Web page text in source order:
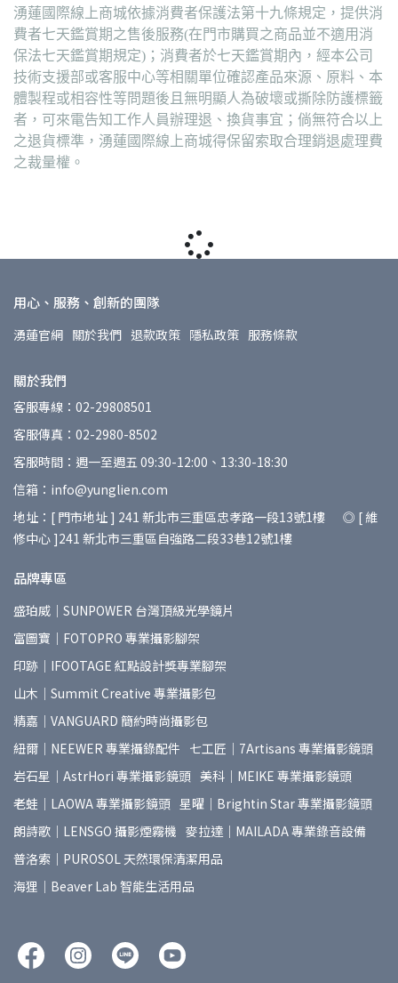
湧蓮國際線上商城依據消費者保護法第十九條規定，提供消
費者七天鑑賞期之售後服務(在門市購買之商品並不適用消
保法七天鑑賞期規定)；消費者於七天鑑賞期內，經本公司
技術支援部或客服中心等相關單位確認產品來源、原料、本
體製程或相容性等問題後且無明顯人為破壞或撕除防護標籤
者，可來電告知工作人員辦理退、換貨事宜；倘無符合以上
之退貨標準，湧蓮國際線上商城得保留索取合理銷退處理費
之裁量權。
用心、服務、創新的團隊
湧蓮官網 關於我們 退款政策 隱私政策 服務條款
關於我們
客服專線：02-29808501
客服傳真：02-2980-8502
客服時間：週一至週五 09:30-12:00、13:30-18:30
信箱：info@yunglien.com
地址：[ 門市地址 ] 241 新北市三重區忠孝路一段13號1樓 ◎ [ 維
修中心 ]241 新北市三重區自強路二段33巷12號1樓
品牌專區
盛珀威｜SUNPOWER 台灣頂級光學鏡片
富圖寶｜FOTOPRO 專業攝影腳架
印跡｜IFOOTAGE 紅點設計獎專業腳架
山木｜Summit Creative 專業攝影包
精嘉｜VANGUARD 簡約時尚攝影包
紐爾｜NEEWER 專業攝錄配件 七工匠｜7Artisans 專業攝影鏡頭
岩石星｜AstrHori 專業攝影鏡頭 美科｜MEIKE 專業攝影鏡頭
老蛙｜LAOWA 專業攝影鏡頭 星曜｜Brightin Star 專業攝影鏡頭
朗詩歌｜LENSGO 攝影煙霧機 麥拉達｜MAILADA 專業錄音設備
普洛索｜PUROSOL 天然環保清潔用品
海狸｜Beaver Lab 智能生活用品